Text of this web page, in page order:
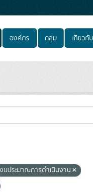
องค์กร กลุ่ม เกี่ยวกับ
งบประมาณการดำเนินงาน